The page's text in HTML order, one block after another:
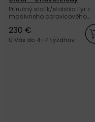
Príručný stolík/stolička Fyr z
masívneho borovicového
moreným povrchom od
dánskej značky Normann
230 €
U Vás do 4-7 týždňov